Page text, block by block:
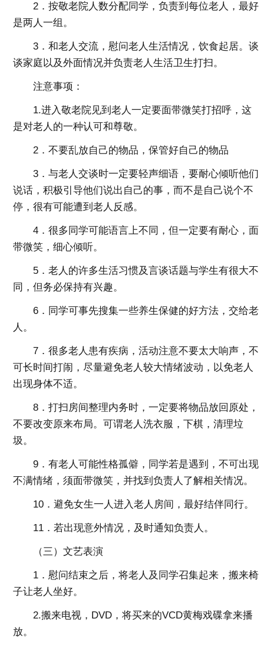
2．按敬老院人数分配同学，负责到每位老人，最好
是两人一组。
3．和老人交流，慰问老人生活情况，饮食起居。谈
谈家庭以及外面情况并负责老人生活卫生打扫。
注意事项：
1.进入敬老院见到老人一定要面带微笑打招呼，这
是对老人的一种认可和尊敬。
2．不要乱放自己的物品，保管好自己的物品
3．与老人交谈时一定要轻声细语，要耐心倾听他们
说话，积极引导他们说出自己的事，而不是自己说个不
停，很有可能遭到老人反感。
4．很多同学可能语言上不同，但一定要有耐心，面
带微笑，细心倾听。
5．老人的许多生活习惯及言谈话题与学生有很大不
同，但务必保持有兴趣。
6．同学可事先搜集一些养生保健的好方法，交给老
人。
7．很多老人患有疾病，活动注意不要太大响声，不
可长时间打闹，尽量避免老人较大情绪波动，以免老人
出现身体不适。
8．打扫房间整理内务时，一定要将物品放回原处，
不要改变原来布局。可谓老人洗衣服，下棋，清理垃
圾。
9．有老人可能性格孤僻，同学若是遇到，不可出现
不满情绪，须面带微笑，并找到负责人了解相关情况。
10．避免女生一人进入老人房间，最好结伴同行。
11．若出现意外情况，及时通知负责人。
（三）文艺表演
1．慰问结束之后，将老人及同学召集起来，搬来椅
子让老人坐好。
2.搬来电视，DVD，将买来的VCD黄梅戏碟拿来播
放。